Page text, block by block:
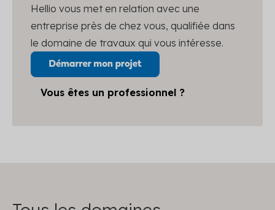
Hellio vous met en relation avec une
entreprise près de chez vous, qualifiée dans
le domaine de travaux qui vous intéresse.
Vous êtes un professionnel ?